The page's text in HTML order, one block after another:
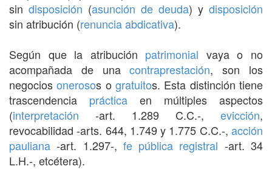
sin disposición (asunción de deuda) y disposición
sin atribución (renuncia abdicativa).
Según que la atribución patrimonial vaya o no
acompañada de unacontraprestación, son los
negociosonerosos ogratuitos. Esta distinción tiene
trascendencia práctica en múltiples aspectos
(interpretación -art. 1.289 C.C.-, evicción,
revocabilidad -arts. 644, 1.749 y 1.775 C.C.-, acción
pauliana -art. 1.297-, fe pública registral -art. 34
L.H.-, etcétera).